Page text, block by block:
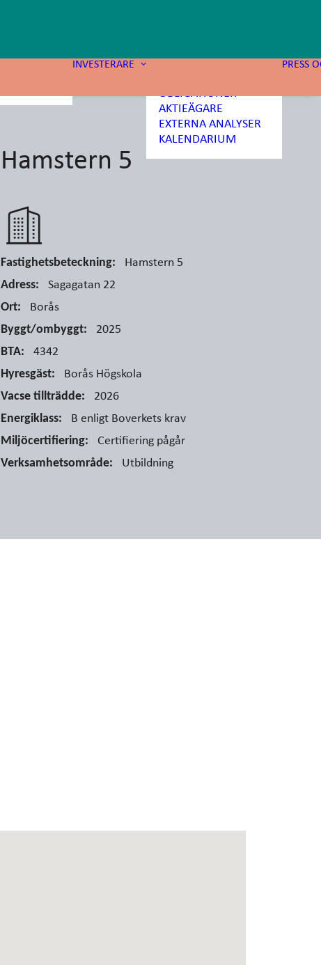
INVESTERARE
MTN-PROGRAM
OBLIGATIONER
AKTIEÄGARE
EXTERNA ANALYSER
KALENDARIUM
PRESS
Hamstern 5
Fastighetsbeteckning: Hamstern 5
Adress: Sagagatan 22
Ort: Borås
Byggt/ombyggt: 2025
BTA: 4342
Hyresgäst: Borås Högskola
Vacse tillträdde: 2026
Energiklass: B enligt Boverkets krav
Miljöcertifiering: Certifiering pågår
Verksamhetsområde: Utbildning